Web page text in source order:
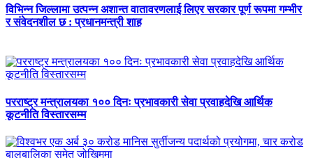
विभिन्न जिल्लामा उत्पन्न अशान्त वातावरणलाई लिएर सरकार पूर्ण रूपमा गम्भीर
र संवेदनशील छ : प्रधानमन्त्री शाह
परराष्ट्र मन्त्रालयका १०० दिनः प्रभावकारी सेवा प्रवाहदेखि आर्थिक
कूटनीति विस्तारसम्म